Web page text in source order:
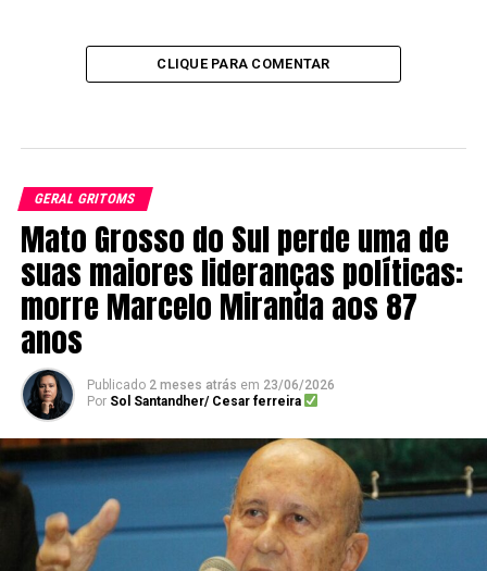
CLIQUE PARA COMENTAR
GERAL GRITOMS
Mato Grosso do Sul perde uma de
suas maiores lideranças políticas:
morre Marcelo Miranda aos 87
anos
Publicado 2 meses atrás em 23/06/2026
Por Sol Santandher/ Cesar ferreira